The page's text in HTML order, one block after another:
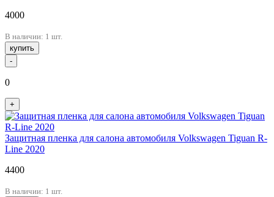
4000
В наличии: 1 шт.
купить
-
0
+
Защитная пленка для салона автомобиля Volkswagen Tiguan R-
Line 2020
4400
В наличии: 1 шт.